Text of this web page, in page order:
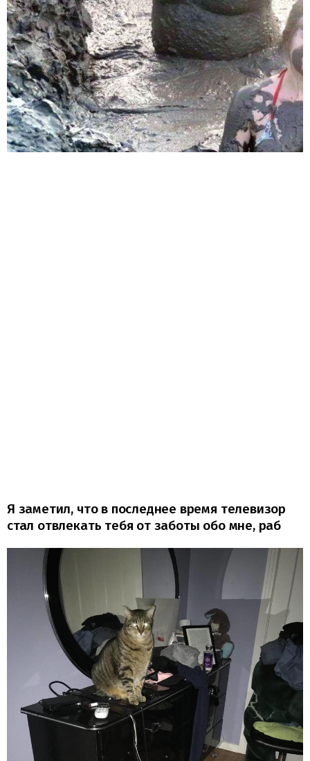
Я заметил, что в последнее время телевизор
стал отвлекать тебя от заботы обо мне, раб